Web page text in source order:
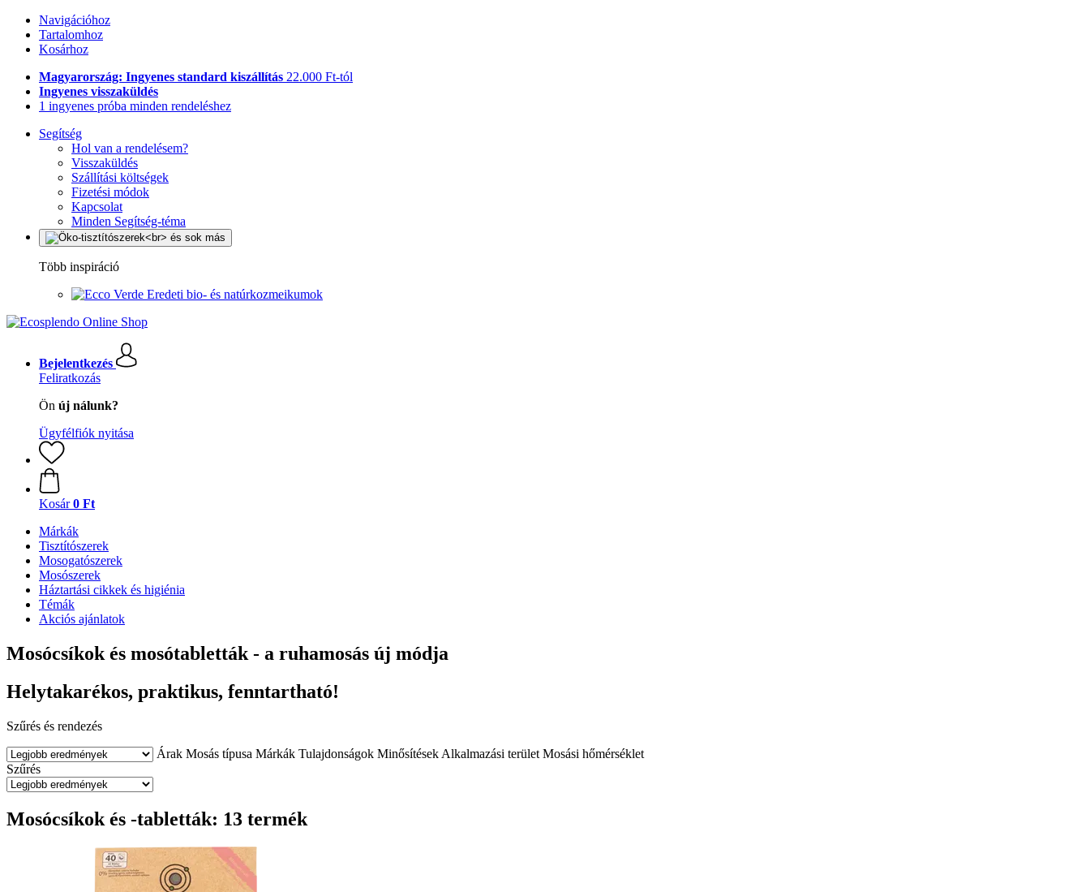
Navigációhoz
Tartalomhoz
Kosárhoz
Magyarország: Ingyenes standard kiszállítás 22.000 Ft-tól
Ingyenes visszaküldés
1 ingyenes próba minden rendeléshez
Segítség
Hol van a rendelésem?
Visszaküldés
Szállítási költségek
Fizetési módok
Kapcsolat
Minden Segítség-téma
Több inspiráció
Eredeti bio- és natúrkozmeikumok
Bejelentkezés
Feliratkozás
Ön új nálunk?
Ügyfélfiók nyitása
Kosár 0 Ft
Márkák
Tisztítószerek
Mosogatószerek
Mosószerek
Háztartási cikkek és higiénia
Témák
Akciós ajánlatok
Mosócsíkok és mosótabletták - a ruhamosás új módja
Helytakarékos, praktikus, fenntartható!
Szűrés és rendezés
Árak Mosás típusa Márkák Tulajdonságok Minősítések Alkalmazási terület Mosási hőmérséklet
Szűrés
Mosócsíkok és -tabletták: 13 termék